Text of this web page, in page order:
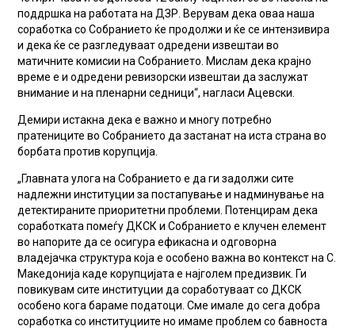
поддршка на работата на ДЗР. Верувам дека оваа наша
соработка со Собранието ќе продолжи и ќе се интензивира
и дека ќе се разгледуваат одредени извештаи во
матичните комисии на Собранието. Мислам дека крајно
време е и одредени ревизорски извештаи да заслужат
внимание и на пленарни седници“, нагласи Ацевски.
Демири истакна дека е важно и многу потребно
пратениците во Собранието да застанат на иста страна во
борбата против корупција.
„Главната улога на Собранието е да ги задолжи сите
надлежни институции за постапување и надминување на
детектираните приоритетни проблеми. Потенцирам дека
соработката помеѓу ДКСК и Собранието е клучен елемент
во напорите да се осигура ефикасна и одговорна
владејачка структура која е особено важна во контекст на С.
Македонија каде корупцијата е најголем предизвик. Ги
повикувам сите институции да соработуваат со ДКСК
особено кога бараме податоци. Сме имале до сега добра
соработка со институциите но имаме проблем со бавноста